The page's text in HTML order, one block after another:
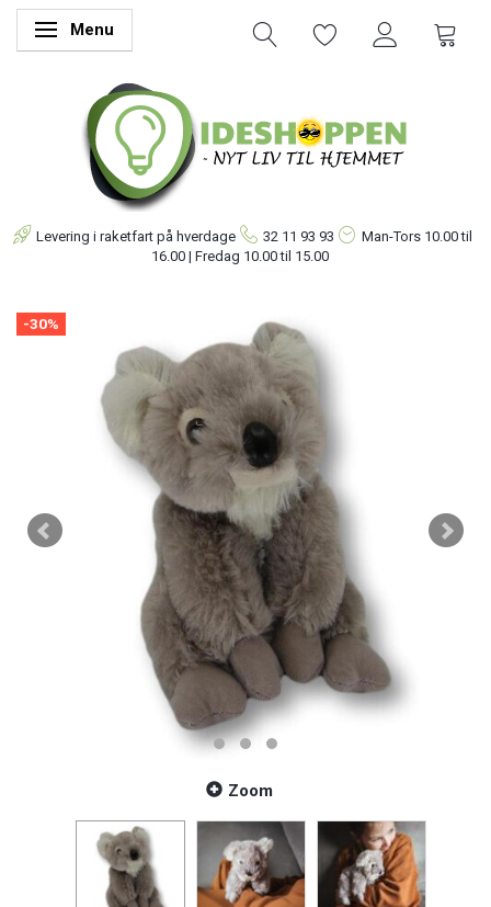
Skifte navigation
Menu
Levering i raketfart på hverdage 32 11 93 93 Man-Tors 10.00 til
16.00 | Fredag 10.00 til 15.00
-30%
Zoom